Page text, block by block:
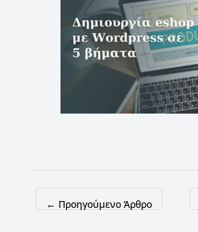
← Προηγούμενο Άρθρο